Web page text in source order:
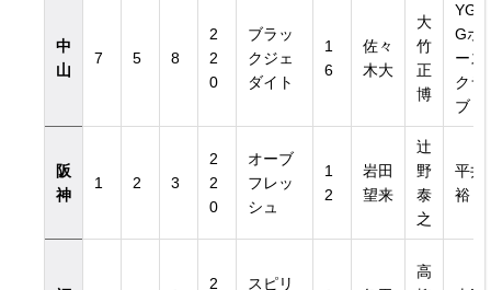
中
山
7 5 8
2
2
0
ブラッ
クジェ
ダイト
1
6
佐々
木大
大
竹
正
博
YG
Gホ
ース
クラ
ブ
阪
神
1 2 3
2
2
0
オーブ
フレッ
シュ
1
2
岩田
望来
辻
野
泰
之
平井
裕
2
スピリ
高